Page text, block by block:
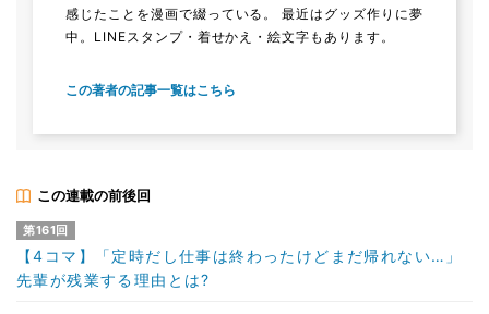
感じたことを漫画で綴っている。 最近はグッズ作りに夢
中。LINEスタンプ・着せかえ・絵文字もあります。
この著者の記事一覧はこちら
この連載の前後回
第161回
【4コマ】「定時だし仕事は終わったけどまだ帰れない…」
先輩が残業する理由とは?